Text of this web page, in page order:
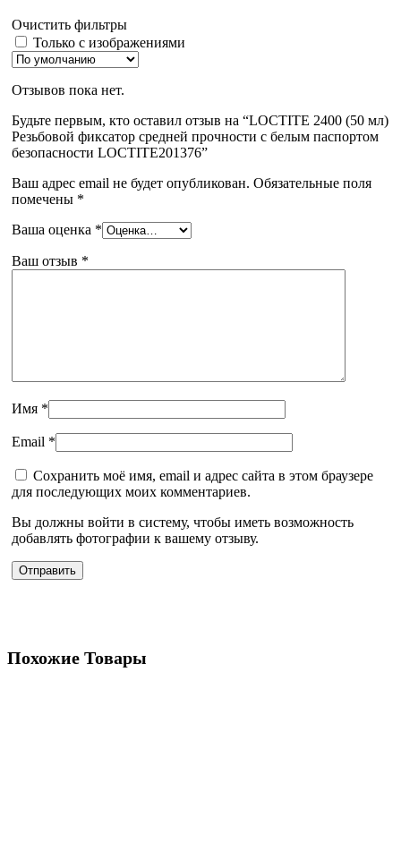
Очистить фильтры
Только с изображениями
Отзывов пока нет.
Будьте первым, кто оставил отзыв на “LOCTITE 2400 (50 мл)
Резьбовой фиксатор средней прочности с белым паспортом
безопасности LOCTITE201376”
Ваш адрес email не будет опубликован. Обязательные поля
помечены *
Ваша оценка *
Ваш отзыв *
Имя *
Email *
Сохранить моё имя, email и адрес сайта в этом браузере
для последующих моих комментариев.
Вы должны войти в систему, чтобы иметь возможность
добавлять фотографии к вашему отзыву.
Похожие Товары